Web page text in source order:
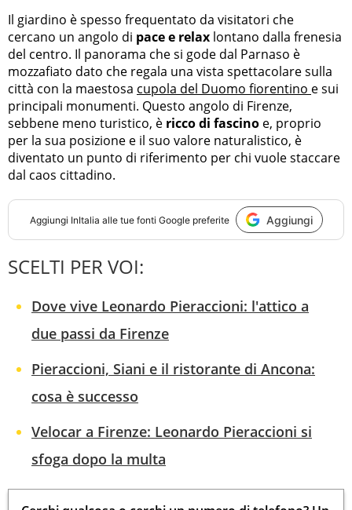
Il giardino è spesso frequentato da visitatori che
cercano un angolo di pace e relax lontano dalla frenesia
del centro. Il panorama che si gode dal Parnaso è
mozzafiato dato che regala una vista spettacolare sulla
città con la maestosa cupola del Duomo fiorentino e sui
principali monumenti. Questo angolo di Firenze,
sebbene meno turistico, è ricco di fascino e, proprio
per la sua posizione e il suo valore naturalistico, è
diventato un punto di riferimento per chi vuole staccare
dal caos cittadino.
Aggiungi InItalia alle tue fonti Google preferite Aggiungi
SCELTI PER VOI:
Dove vive Leonardo Pieraccioni: l'attico a
due passi da Firenze
Pieraccioni, Siani e il ristorante di Ancona:
cosa è successo
Velocar a Firenze: Leonardo Pieraccioni si
sfoga dopo la multa